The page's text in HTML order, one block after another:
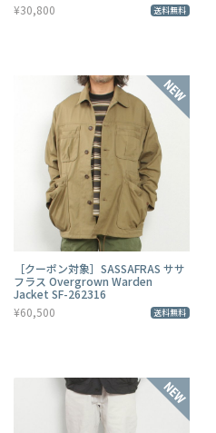
¥30,800
送料無料
［クーポン対象］SASSAFRAS ササ
フラス Overgrown Warden
Jacket SF-262316
¥60,500
送料無料